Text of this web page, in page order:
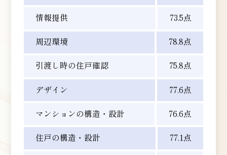
情報提供 73.5点
周辺環境 78.8点
引渡し時の住戸確認 75.8点
デザイン 77.6点
マンションの構造・設計 76.6点
住戸の構造・設計 77.1点